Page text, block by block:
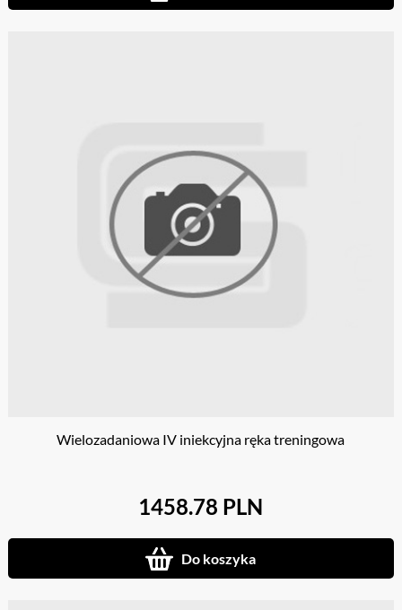
Wielozadaniowa IV iniekcyjna ręka treningowa
1458.78 PLN
Do koszyka